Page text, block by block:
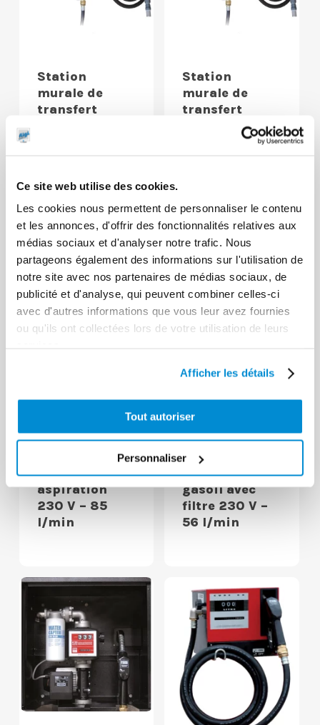
Ce site web utilise des cookies.
Les cookies nous permettent de personnaliser le contenu
et les annonces, d'offrir des fonctionnalités relatives aux
médias sociaux et d'analyser notre trafic. Nous
partageons également des informations sur l'utilisation de
notre site avec nos partenaires de médias sociaux, de
publicité et d'analyse, qui peuvent combiner celles-ci
avec d'autres informations que vous leur avez fournies
ou qu'ils ont collectées lors de votre utilisation de leurs
Afficher les détails
Tout autoriser
Personnaliser
Station
murale de
transfert
l/min
Station
murale de
transfert
gasoil avec
transfert
filtre et
aspiration
230 V – 85
l/min
Armoire
murale de
transfert
gasoil avec
filtre 230 V –
56 l/min